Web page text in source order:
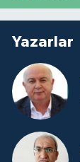
Yazarlar